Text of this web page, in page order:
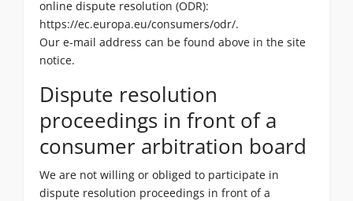
online dispute resolution (ODR):
https://ec.europa.eu/consumers/odr/.
Our e-mail address can be found above in the site
notice.
Dispute resolution
proceedings in front of a
consumer arbitration board
We are not willing or obliged to participate in
dispute resolution proceedings in front of a